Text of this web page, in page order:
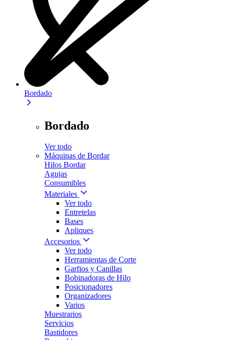
Bordado
Bordado
Ver todo
Máquinas de Bordar
Hilos Bordar
Agujas
Consumibles
Materiales
Ver todo
Entretelas
Bases
Apliques
Accesorios
Ver todo
Herramientas de Corte
Garfios y Canillas
Bobinadoras de Hilo
Posicionadores
Organizadores
Varios
Muestrarios
Servicios
Bastidores